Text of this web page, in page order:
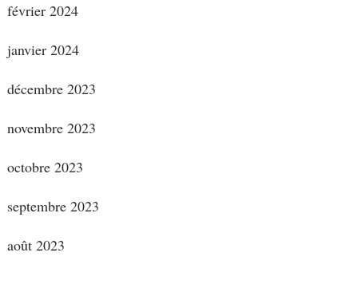
février 2024
janvier 2024
décembre 2023
novembre 2023
octobre 2023
septembre 2023
août 2023